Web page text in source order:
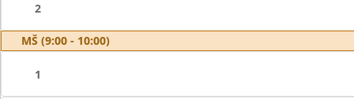
2
MŠ (9:00 - 10:00)
1